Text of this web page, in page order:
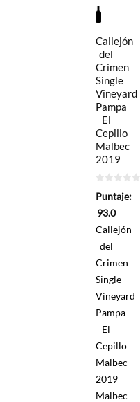
Callejón
del
Crimen
Single
Vineyard
Pampa
El
Cepillo
Malbec
2019
de
Puntaje:
93.0
Callejón
del
Crimen
Single
Vineyard
Pampa
El
Cepillo
Malbec
2019
Malbec-